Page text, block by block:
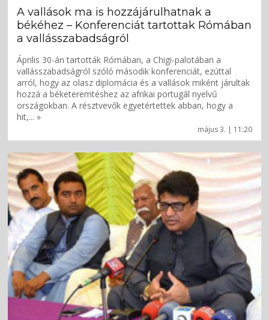
május 3. | 11:20
A vallások ma is hozzájárulhatnak a
békéhez – Konferenciát tartottak Rómában
a vallásszabadságról
Április 30-án tartották Rómában, a Chigi-palotában a
vallásszabadságról szóló második konferenciát, ezúttal
arról, hogy az olasz diplomácia és a vallások miként járultak
hozzá a béketeremtéshez az afrikai portugál nyelvű
országokban. A résztvevők egyetértettek abban, hogy a
hit,... »